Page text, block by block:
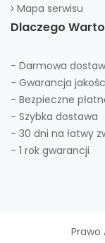
Mapa serwisu
Dlaczego
- Darmowa
- Gwarancja
- Bezpieczne
- Szybka dostawa
- 30 dni na łatwy
- 1 rok gwarancji